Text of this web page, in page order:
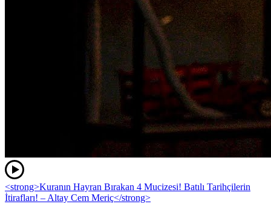
<strong>Kuranın Hayran Bırakan 4 Mucizesi! Batılı Tarihçilerin
İtirafları! – Altay Cem Meriç</strong>